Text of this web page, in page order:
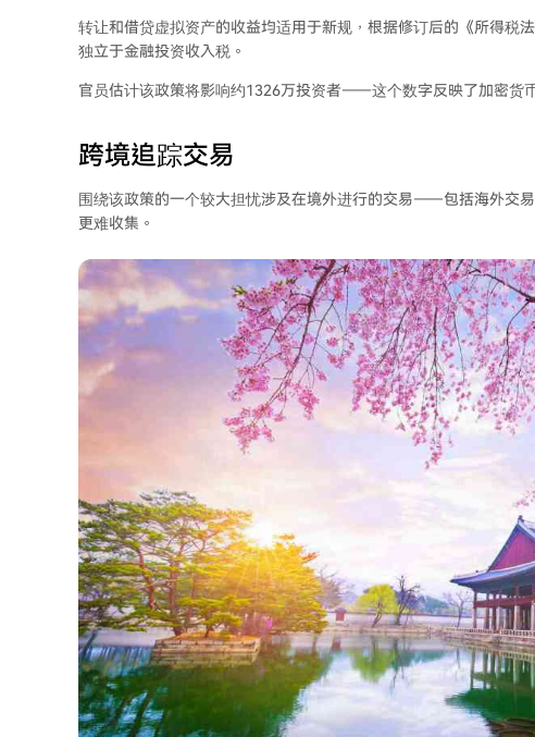
转让和借贷虚拟资产的收益均适用于新规，根据修订后的《所得税
独立于金融投资收入税。
官员估计该政策将影响约1326万投资者——这个数字反映了加密货
跨境追踪交易
围绕该政策的一个较大担忧涉及在境外进行的交易——包括海外交
更难收集。